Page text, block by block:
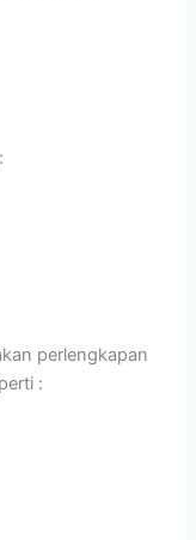
perlengkapan
: